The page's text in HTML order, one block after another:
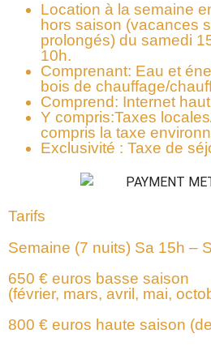
Location à la semaine
hors saison (vacances
prolongés) du samedi
10h.
Comprenant: Eau et
bois de chauffage/
Comprend: Internet
Y compris:Taxes
compris la taxe
Exclusivité : Taxe de
Tarifs
Semaine (7 nuits) Sa 15h –
650 € euros basse saison
(février, mars, avril, mai,
800 € euros haute saison